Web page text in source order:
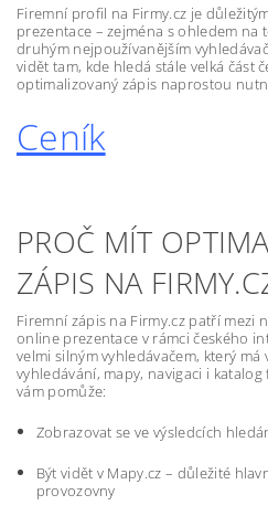
Firemní profil na Firmy.cz je
prezentace – zejména s ohledem na
druhým nejpoužívanějším
vidět tam, kde hledá stále velká část
optimalizovaný zápis naprostou
Ceník
PROČ MÍT
ZÁPIS NA
Firemní zápis na Firmy.cz patří mezi
online prezentace v rámci českého
velmi silným vyhledávačem, který má
vyhledávání, mapy, navigaci i
vám pomůže:
Zobrazovat se ve výsledcích
Být vidět v Mapy.cz – důležité
provozovny